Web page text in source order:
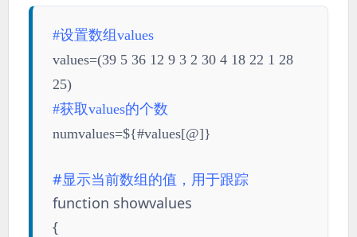
#设置数组values
values=(39 5 36 12 9 3 2 30 4 18 22 1 28
25)
#获取values的个数
numvalues=${#values[@]}
#显示当前数组的值，用于跟踪
function showvalues
{